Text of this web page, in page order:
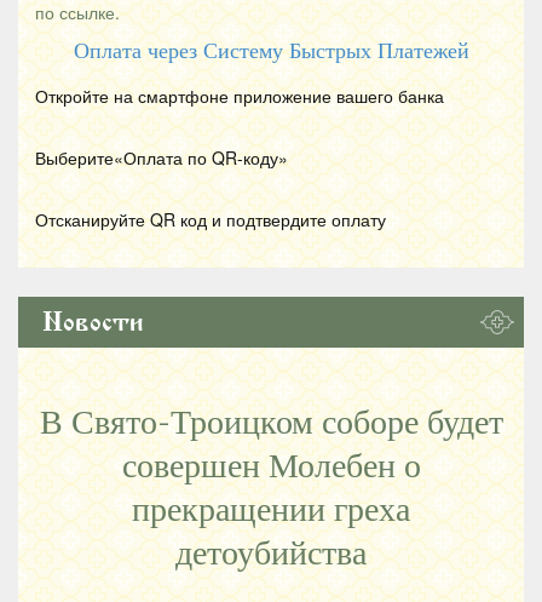
по ссылке.
Оплата через Систему Быстрых Платежей
Откройте на смартфоне приложение вашего банка
Выберите«Оплата по QR-коду»
Отсканируйте QR код и подтвердите оплату
Новости
В Свято-Троицком соборе будет
совершен Молебен о
прекращении греха
детоубийства